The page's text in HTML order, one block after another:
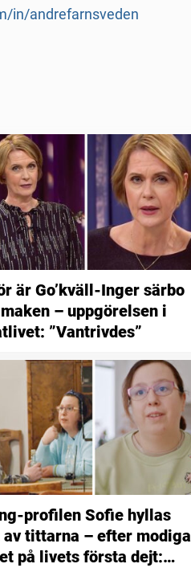
in/andrefarnsveden
är Go’kväll-Inger särbo
– uppgörelsen i
”Vantrivdes”
profilen Sofie hyllas
tittarna – efter modiga
på livets första dejt: